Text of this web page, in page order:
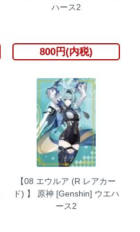
ハース2
800円(内税)
【08 エウルア (R レアカー
ド) 】 原神 [Genshin] ウエハ
ース2